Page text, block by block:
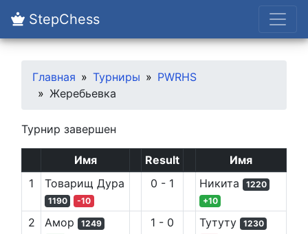
StepChess
Главная Турниры
PWRHS
Жеребьевка
Турнир завершен
Имя Result
Имя
1
Товарищ Дура
1190 -10
0 - 1 Никита
1220
+10
2 Амор
1249
1 - 0 Тутуту
1230